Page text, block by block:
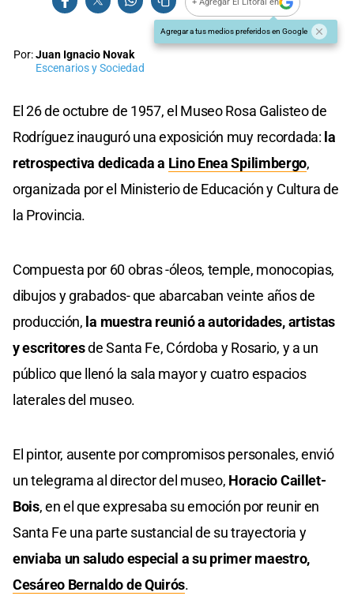
Agregar a tus medios preferidos en Google
Por:Juan Ignacio Novak
Escenarios y Sociedad
El 26 de octubre de 1957, el Museo Rosa Galisteo de
Rodríguez inauguró una exposición muy recordada: la
retrospectiva dedicada a Lino Enea Spilimbergo,
organizada por el Ministerio de Educación y Cultura de
la Provincia.
Compuesta por 60 obras -óleos, temple, monocopias,
dibujos y grabados- que abarcaban veinte años de
producción, la muestra reunió a autoridades, artistas
y escritoresde Santa Fe, Córdoba y Rosario, y a un
público que llenó la sala mayor y cuatro espacios
laterales del museo.
El pintor, ausente por compromisos personales, envió
un telegrama al director del museo, Horacio Caillet-
Bois, en el que expresaba su emoción por reunir en
Santa Fe una parte sustancial de su trayectoria y
enviaba un saludo especial a su primer maestro,
Cesáreo Bernaldo de Quirós.